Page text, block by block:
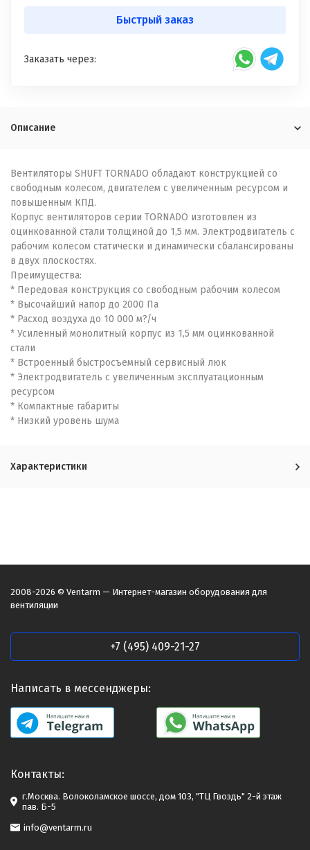
Быстрый заказ
Заказать через:
Описание
Вентиляторы SHUFT TORNADO обладают конструкцией со
свободным колесом, двигателем с увеличенным ресурсом и
повышенным КПД.
Корпус вентиляторов серии TORNADO изготовлен из
оцинкованной стали толщиной до 1,5 мм. Электродвигатель с
рабочим колесом статически и динамически сбалансированы
в двух плоскостях.
Преимущества:
* Передовая конструкция со свободным рабочим колесом
* Высочайший напор до 2000 Па
* Расход воздуха до 10 000 м?/ч
* Усиленный монолитный корпус из 1,5 мм оцинкованной
стали
* Встроенный быстросъемный сервисный люк
* Электродвигатель с увеличенным эксплуатационным
ресурсом
* Компактные габариты
* Низкий уровень шума
Характеристики
2008-2026 © Ventarm — Интернет-магазин оборудования для
вентиляции
+7 (495) 409-21-27
Написать в мессенджеры:
Контакты:
г.Москва. Волоколамское шоссе, дом 103, "ТЦ Гвоздь" 2-й этаж
пав. Б-5
info@ventarm.ru